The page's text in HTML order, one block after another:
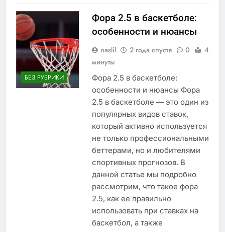
БЕЗ РУБРИКИ
Фора 2.5 в баскетболе:
особенности и нюансы
naslil 2 года спустя 0
4
минуты
Фора 2.5 в баскетболе:
особенности и нюансы Фора
2.5 в баскетболе — это один из
популярных видов ставок,
который активно используется
не только профессиональными
беттерами, но и любителями
спортивных прогнозов. В
данной статье мы подробно
рассмотрим, что такое фора
2.5, как ее правильно
использовать при ставках на
баскетбол, а также